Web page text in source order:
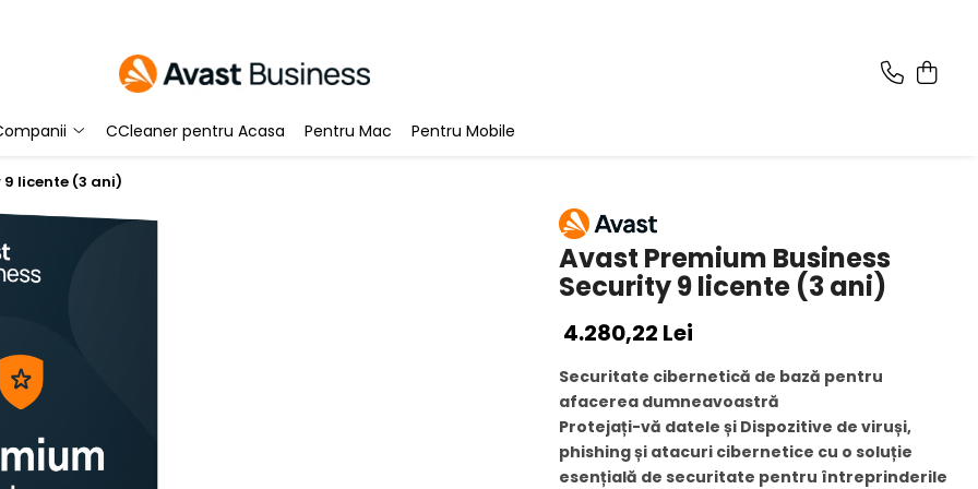
CCleaner pentru Acasa Pentru Mac Pentru Mobile
9 licente (3 ani)
Avast Premium Business
Security 9 licente (3 ani)
4.280,22 Lei
Securitate cibernetică de bază pentru
afacerea dumneavoastră
Protejați-vă datele și Dispozitive de viruși,
phishing și atacuri cibernetice cu o soluție
esențială de securitate pentru întreprinderile